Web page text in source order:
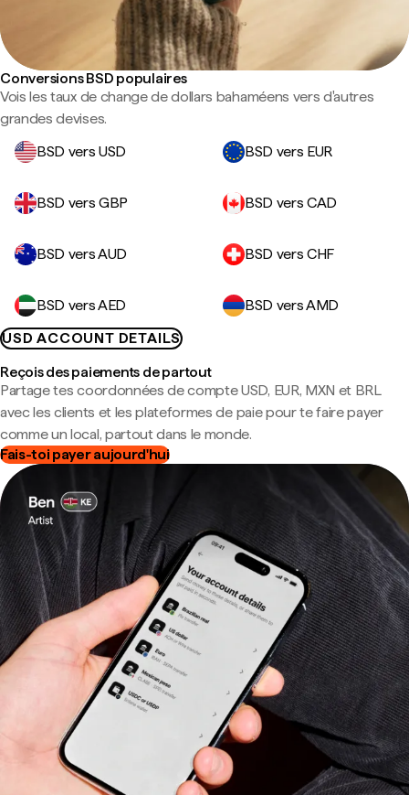
Conversions BSD populaires
Vois les taux de change de dollars bahaméens vers d'autres
grandes devises.
BSD vers USD
BSD vers EUR
BSD vers GBP BSD vers CAD
BSD vers AUD BSD vers CHF
BSD vers AED
BSD vers AMD
USD ACCOUNT DETAILS
Reçois des paiements de partout
Partage tes coordonnées de compte USD, EUR, MXN et BRL
avec les clients et les plateformes de paie pour te faire payer
comme un local, partout dans le monde.
Fais-toi payer aujourd'hui